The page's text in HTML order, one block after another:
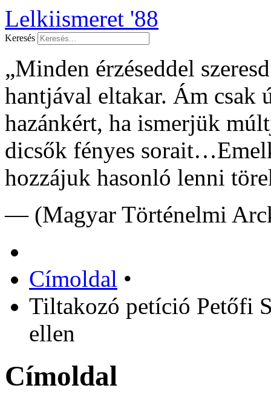
Lelkiismeret '88
Keresés
„Minden érzéseddel
hantjával eltakar. Ám csak
hazánkért, ha ismerjük
dicsők fényes
hozzájuk hasonló lenni
— (Magyar Történelmi
Címoldal •
Tiltakozó petíció Petőfi
ellen
Címoldal